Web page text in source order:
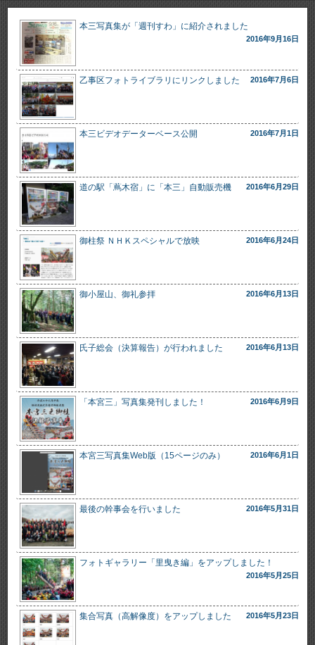
10 16 日
上蔦木
先達
10
10 23 日
11 23 水 平岡
本三写真集が「週刊すわ」に紹介されました
2016年9月16日
乙事区フォトライブラリにリンクしました 2016年7月6日
本三ビデオデーターベース公開 2016年7月1日
道の駅「蔦木宿」に「本三」自動販売機 2016年6月29日
御柱祭 ＮＨＫスペシャルで放映 2016年6月24日
御小屋山、御礼参拝 2016年6月13日
氏子総会（決算報告）が行われました 2016年6月13日
「本宮三」写真集発刊しました！ 2016年6月9日
本宮三写真集Web版（15ページのみ） 2016年6月1日
最後の幹事会を行いました 2016年5月31日
フォトギャラリー「里曳き編」をアップしました！
2016年5月25日
集合写真（高解像度）をアップしました 2016年5月23日